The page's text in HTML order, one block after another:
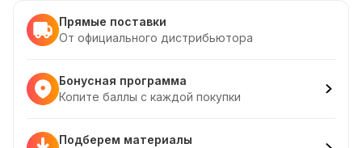
Прямые поставки
От официального дистрибьютора
Бонусная программа
Копите баллы с каждой покупки
Подберем материалы